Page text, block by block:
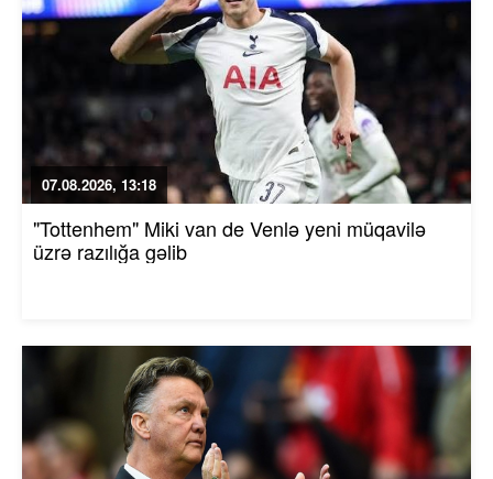
07.08.2026, 13:18
"Tottenhem" Miki van de Venlə yeni müqavilə
üzrə razılığa gəlib